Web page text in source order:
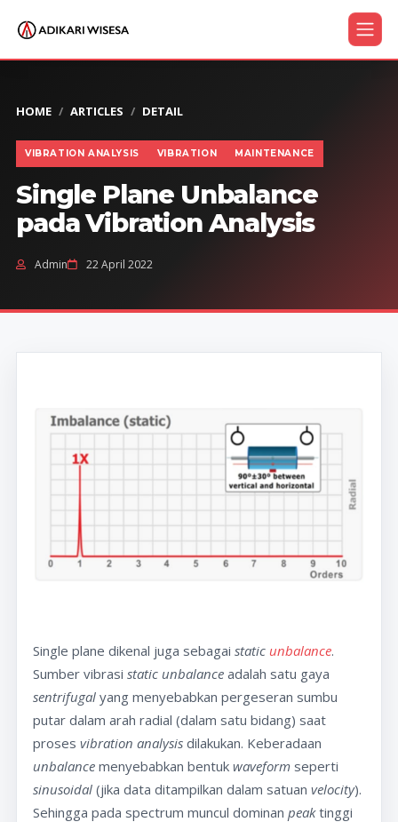
HOME ARTICLES DETAIL
VIBRATION ANALYSIS VIBRATION MAINTENANCE
Single Plane Unbalance
pada Vibration Analysis
Admin 22 April 2022
Single plane dikenal juga sebagai static unbalance.
Sumber vibrasi static unbalance adalah satu gaya
sentrifugal yang menyebabkan pergeseran sumbu
putar dalam arah radial (dalam satu bidang) saat
proses vibration analysis dilakukan. Keberadaan
unbalance menyebabkan bentuk waveform seperti
sinusoidal (jika data ditampilkan dalam satuan velocity).
Sehingga pada spectrum muncul dominan peaktinggi